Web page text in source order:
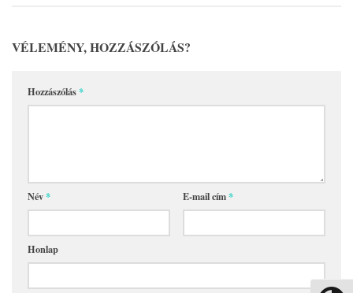
VÉLEMÉNY, HOZZÁSZÓLÁS?
Hozzászólás*
Név* E-mail cím*
Honlap